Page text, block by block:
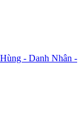
- Danh Nhân -